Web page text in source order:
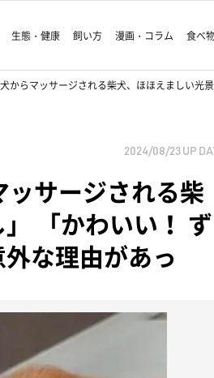
生態・健康 飼い方 漫画・コラム 食べ
からマッサージされる柴犬、ほほえましい
2024/08/23 UP
サージされる柴
「かわいい！ ず
な理由があっ